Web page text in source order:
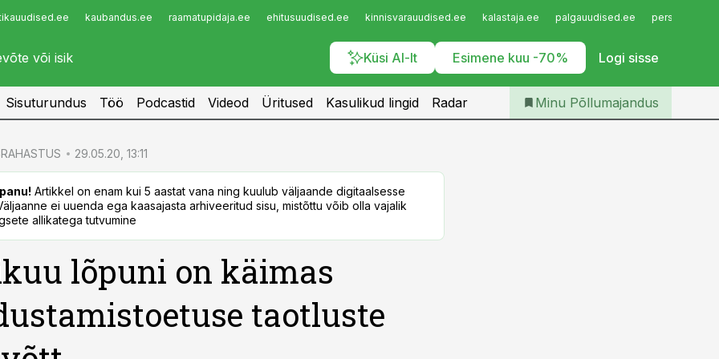
kaubandus.ee raamatupidaja.ee ehitusuudised.ee kinnisvarauudised.ee kalastaja.ee palgauudised.ee
Küsi AI-lt Esimene kuu -70% Logi sisse
Infopank
Iseteenindus
Telli Põllumajandus
Sisuturundus Töö Podcastid Videod Üritused Kasulikud lingid Radar Minu Põllumajandus
29.05.20, 13:11
Artikkel on enam kui 5 aastat vana ning kuulub väljaande digitaalsesse
ei uuenda ega kaasajasta arhiveeritud sisu, mistõttu võib olla vajalik
allikatega tutvumine
lõpuni on käimas
taotluste